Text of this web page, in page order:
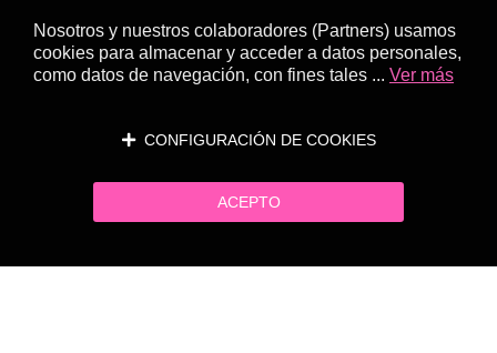
Nosotros y nuestros colaboradores (Partners) usamos
cookies para almacenar y acceder a datos personales,
como datos de navegación, con fines tales ... Ver más
CONFIGURACIÓN DE COOKIES
ACEPTO